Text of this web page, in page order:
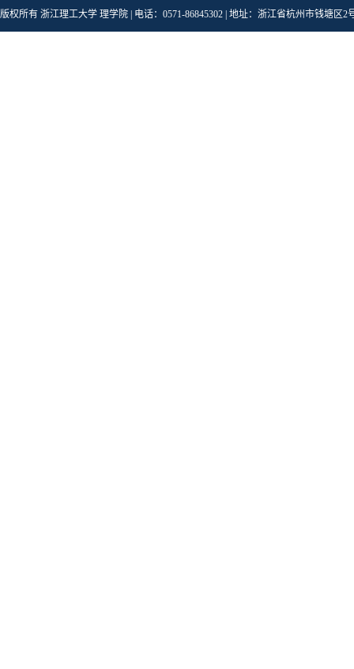
版权所有 浙江理工大学 理学院 | 电话：0571-86845302 | 地址：浙江省杭州市钱塘区